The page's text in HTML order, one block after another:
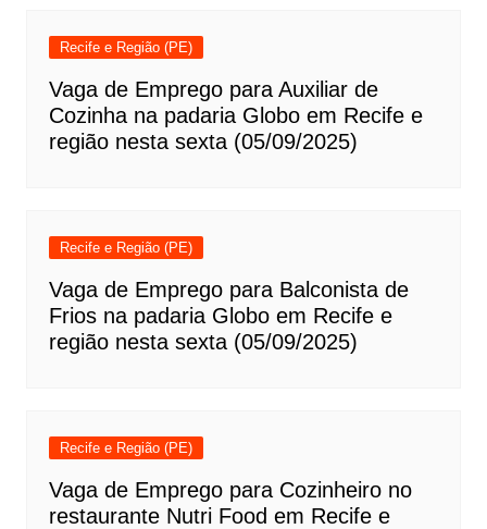
Recife e Região (PE)
Vaga de Emprego para Auxiliar de
Cozinha na padaria Globo em Recife e
região nesta sexta (05/09/2025)
Recife e Região (PE)
Vaga de Emprego para Balconista de
Frios na padaria Globo em Recife e
região nesta sexta (05/09/2025)
Recife e Região (PE)
Vaga de Emprego para Cozinheiro no
restaurante Nutri Food em Recife e